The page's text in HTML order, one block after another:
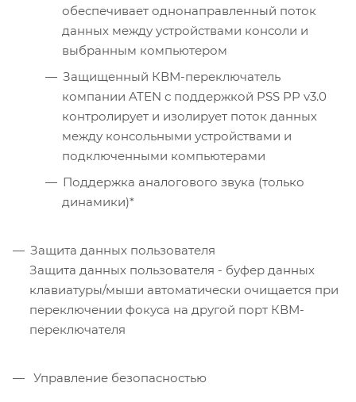
обеспечивает однонаправленный поток
данных между устройствами консоли и
выбранным компьютером
Защищенный КВМ-переключатель
компании ATEN с поддержкой PSS PP v3.0
контролирует и изолирует поток данных
между консольными устройствами и
подключенными компьютерами
Поддержка аналогового звука (только
динамики)*
Защита данных пользователя
Защита данных пользователя - буфер данных
клавиатуры/мыши автоматически очищается при
переключении фокуса на другой порт КВМ-
переключателя
Управление безопасностью